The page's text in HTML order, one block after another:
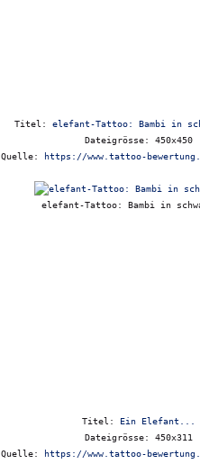
Titel: elefant-Tattoo: Bambi in
Dateigrösse: 450x450
Quelle: https://www.tattoo-
elefant-Tattoo: Bambi in
Titel: Ein Elefant...
Dateigrösse: 450x311
Quelle: https://www.tattoo-